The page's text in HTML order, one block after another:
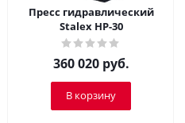
Пресс гидравлический
Stalex HP-30
360 020руб.
В корзину